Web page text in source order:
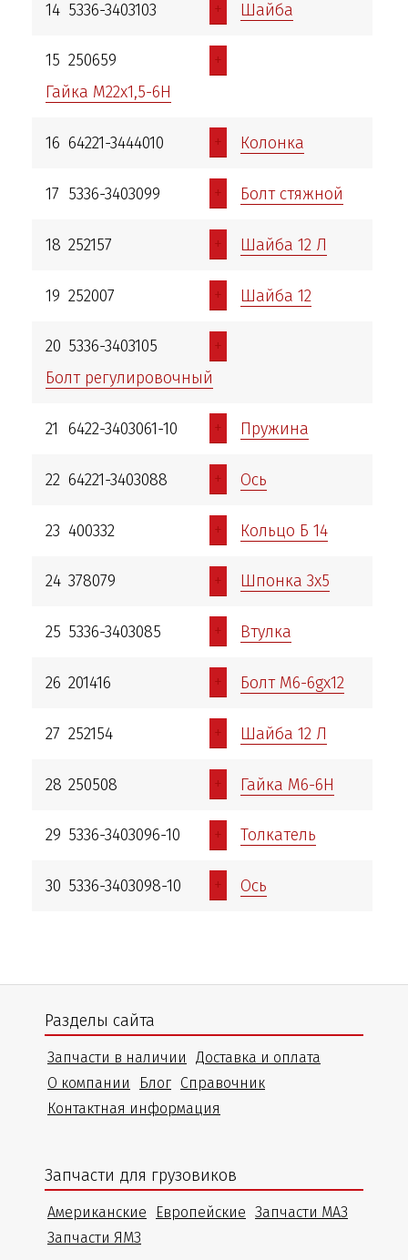
14 5336-3403103 + Шайба
15 250659
+
Гайка М22х1,5-6Н
16 64221-3444010 + Колонка
17 5336-3403099 + Болт стяжной
18 252157 + Шайба 12 Л
19 252007 + Шайба 12
20 5336-3403105
+
Болт регулировочный
21 6422-3403061-10 + Пружина
22 64221-3403088 + Ось
23 400332 + Кольцо Б 14
24 378079 + Шпонка 3х5
25 5336-3403085 + Втулка
26 201416 + Болт М6-6gх12
27 252154 + Шайба 12 Л
28 250508 + Гайка М6-6Н
29 5336-3403096-10 + Толкатель
30 5336-3403098-10 + Ось
Разделы сайта
Запчасти в наличии
Доставка и оплата
О компании
Блог Справочник
Контактная информация
Запчасти для грузовиков
Американские Европейские Запчасти МАЗ
Запчасти ЯМЗ